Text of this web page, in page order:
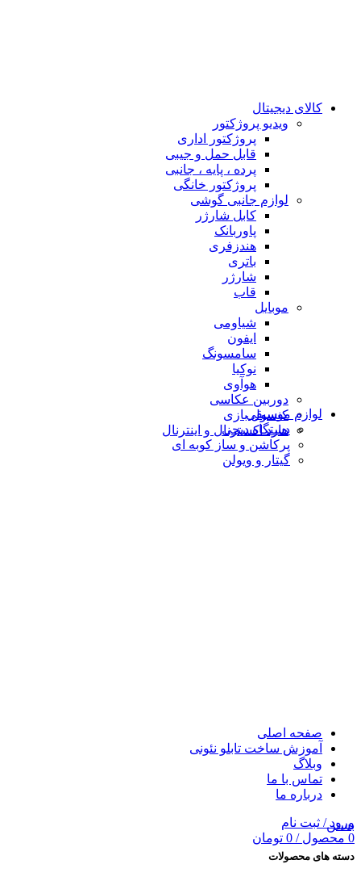
کالای دیجیتال
ويدیو پروژكتور
پروژکتور اداری
قابل حمل و جیبی
پرده ، پایه ، جانبی
پروژکتور خانگی
لوازم جانبی گوشی
کابل شارژر
پاوربانک
هندزفری
باتری
شارژر
قاب
موبایل
شیاومی
ایفون
سامسونگ
نوکیا
هوآوی
دوربین عکاسی
کنسول بازی
هارد اکسترنال و اینترنال
لوازم موسیقی
دستگاه دیجى
پرکاشن و ساز کوبه ای
گیتار و ویولن
صفحه اصلی
آموزش ساخت تابلو نئونی
وبلاگ
تماس با ما
درباره ما
ورود / ثبت نام
0 محصول /
0 تومان
بستن
دسته های محصولات